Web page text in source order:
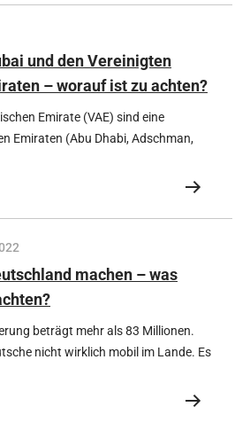
Schweizer Projekt erfolgreich
zu riskieren, dass Sie danach
Tausend Euro bezahlen müssen.
und den Vereinigten
– worauf ist zu achten?
Emirate (VAE) sind eine
Emiraten (Abu Dhabi, Adschman,
machen – was
beträgt mehr als 83 Millionen.
nicht wirklich mobil im Lande. Es
und jedes Bundesland